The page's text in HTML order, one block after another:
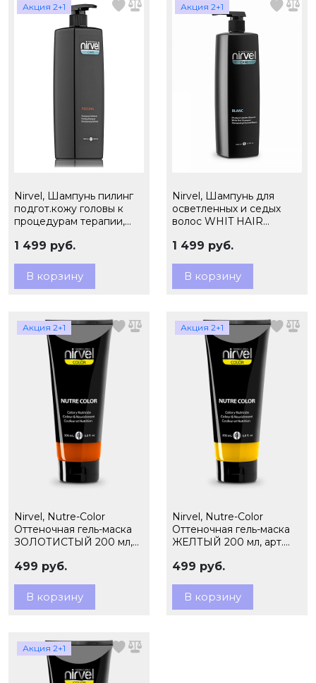
Акция 2+1
Nirvel, Шампунь пилинг
подгот.кожу головы к
процедурам терапии,
1 499 руб.
В корзину
Акция 2+1
Nirvel, Шампунь для
осветленных и седых
волос WHIT HAIR
арт.8399
1 499 руб.
В корзину
Акция 2+1
Nirvel, Nutre-Color
Оттеночная гель-маска
ЗОЛОТИСТЫЙ 200 мл,
499 руб.
В корзину
Акция 2+1
Nirvel, Nutre-Color
Оттеночная гель-маска
ЖЕЛТЫЙ 200 мл, арт.
499 руб.
В корзину
Акция 2+1